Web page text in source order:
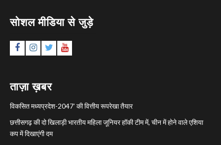
सोशल मीडिया से जुड़े
FacebookInstagram
TwitterYouTube
ताज़ा ख़बर
विकसित मध्यप्रदेश-2047’ की वित्तीय रूपरेखा तैयार
छत्तीसगढ़ की दो खिलाड़ी भारतीय महिला जूनियर हॉकी टीम में, चीन में होने वाले एशिया
कप में दिखाएंगी दम